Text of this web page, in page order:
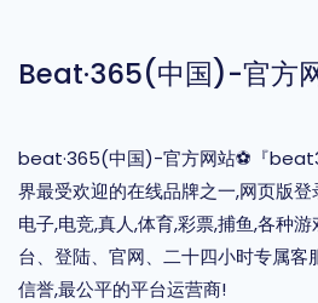
Beat·365(中国)-官方
beat·365(中国)-官方网站⚽️『
界最受欢迎的在线品牌之一,网页版
电子,电竞,真人,体育,彩票,捕鱼,各种
台、登陆、官网、二十四小时专属客
信誉,最公平的平台运营商!